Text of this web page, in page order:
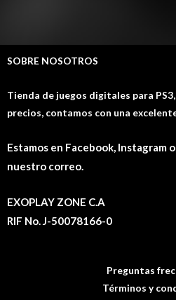
SOBRE NOSOTROS
Tienda de juegos digitales para
precios, contamos con una
Estamos en Facebook, Instagram
nuestro correo.
EXOPLAY ZONE C.A
RIF No. J-50078166-0
Preguntas
Términos y